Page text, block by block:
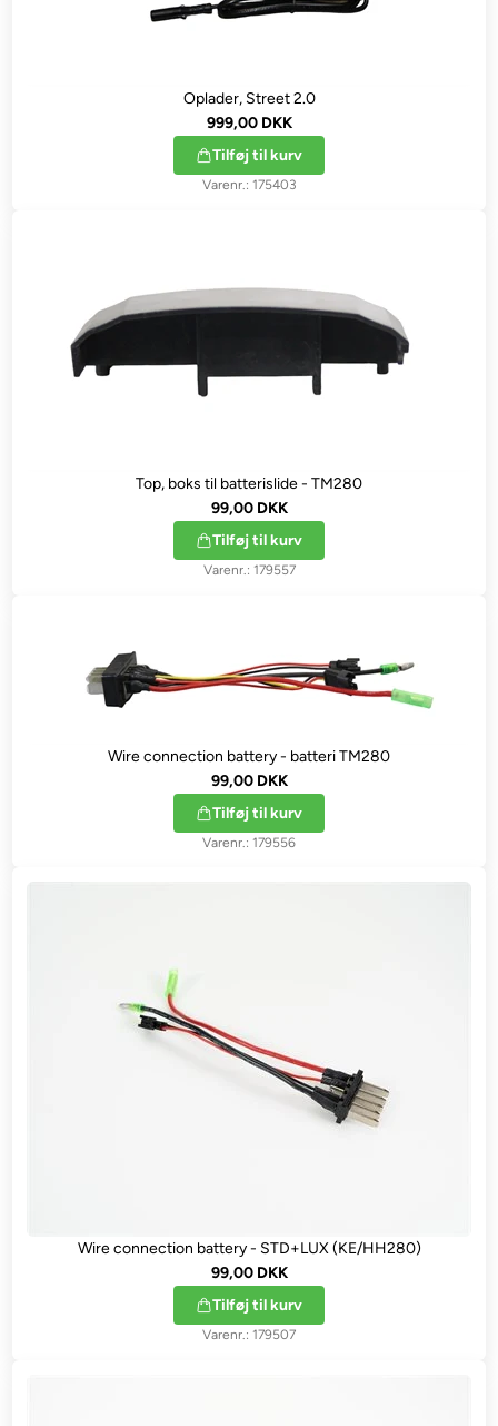
Oplader, Street 2.0
999,00 DKK
Tilføj til kurv
175403
Top, boks til batterislide - TM280
99,00 DKK
Tilføj til kurv
179557
Wire connection battery - batteri TM280
99,00 DKK
Tilføj til kurv
179556
Wire connection battery - STD+LUX (KE/HH280)
99,00 DKK
Tilføj til kurv
179507